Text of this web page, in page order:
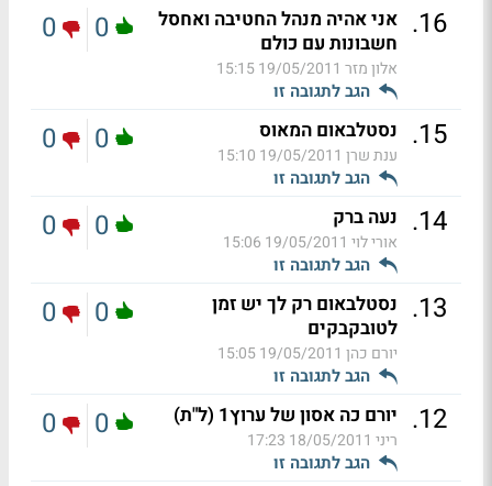
16
.
אני אהיה מנהל החטיבה ואחסל
חשבונות עם כולם
אלון מזר 19/05/2011 15:15
הגב לתגובה זו
0
0
15
. נסטלבאום המאוס
ענת שרן 19/05/2011 15:10
הגב לתגובה זו
0
0
14
. נעה ברק
אורי לוי 19/05/2011 15:06
הגב לתגובה זו
0
0
13
. נסטלבאום רק לך יש זמן
לטובקבקים
יורם כהן 19/05/2011 15:05
הגב לתגובה זו
0
0
12
. יורם כה אסון של ערוץ1 (ל"ת)
ריני 18/05/2011 17:23
הגב לתגובה זו
0
0